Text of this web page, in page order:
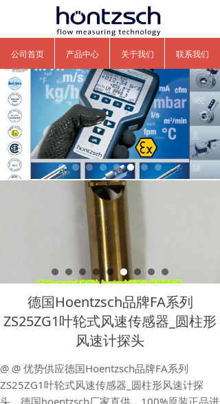
公司首页 产品中心 关于我们 联系我们
德国Hoentzsch品牌FA系列
ZS25ZG1叶轮式风速传感器_圆柱形
风速计探头
@ @ 优势供应德国Hoentzsch品牌FA系列
ZS25ZG1叶轮式风速传感器_圆柱形风速计探
头，德国hoentzsch厂家直供，100%原装正品进